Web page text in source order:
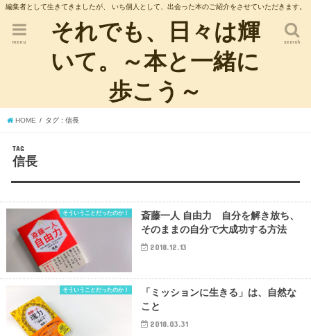
編集者として生きてきましたが、 いち個人として、出会った本のご紹介をさせていただきます。
それでも、日々は輝
いて。～本と一緒に
歩こう～
search
menu
HOME タグ : 信長
TAG
信長
そういうことだったのか！
斎藤一人 自由力 自分を解き放ち、
そのままの自分で大成功する方法
2018.12.13
そういうことだったのか！
「ミッションに生きる」は、自然な
こと
2018.03.31